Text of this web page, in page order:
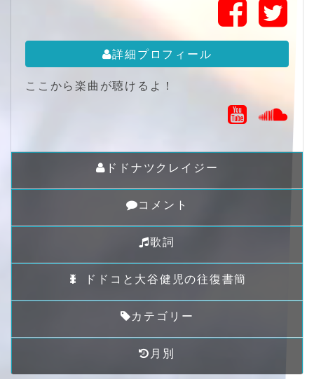
詳細プロフィール
ここから楽曲が聴けるよ！
ドドナツクレイジー
コメント
歌詞
🐛 ドドコと大谷健児の往復書簡
カテゴリー
月別